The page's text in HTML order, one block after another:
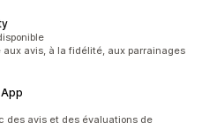
avis, à la fidélité, aux parrainages
des avis et des évaluations de